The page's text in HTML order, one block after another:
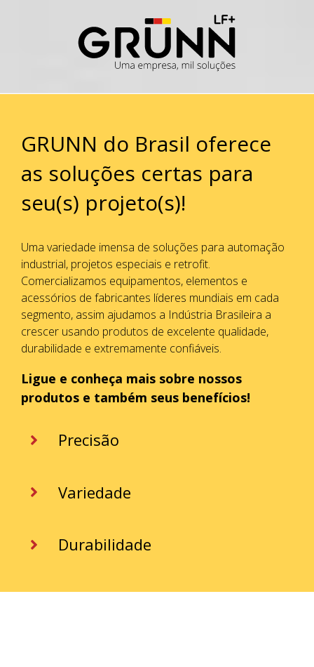
GRUNN do Brasil oferece
as soluções certas para
seu(s) projeto(s)!
Uma variedade imensa de soluções para automação
industrial, projetos especiais e retrofit.
Comercializamos equipamentos, elementos e
acessórios de fabricantes líderes mundiais em cada
segmento, assim ajudamos a Indústria Brasileira a
crescer usando produtos de excelente qualidade,
durabilidade e extremamente confiáveis.
Ligue e conheça mais sobre nossos
produtos e também seus benefícios!
Precisão
Variedade
Durabilidade